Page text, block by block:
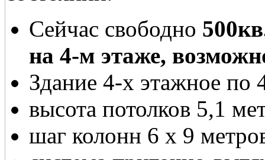
Сейчас свободно
на 4-м этаже,
Здание 4-х этажное по
высота потолков 5,1
шаг колонн 6 х 9